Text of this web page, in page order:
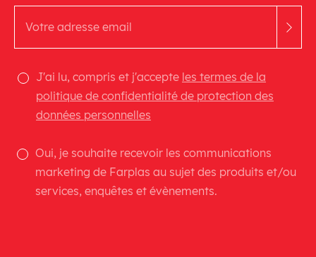
J'ai lu, compris et j'accepte les termes de la
politique de confidentialité de protection des
données personnelles
Oui, je souhaite recevoir les communications
marketing de Farplas au sujet des produits et/ou
services, enquêtes et évènements.